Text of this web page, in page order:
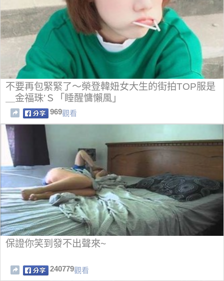
不要再包緊緊了～榮登韓妞女大生的街拍TOP服是
＿金福珠’Ｓ「睡醒慵懶風」
969觀看
保證你笑到發不出聲來~
240779觀看